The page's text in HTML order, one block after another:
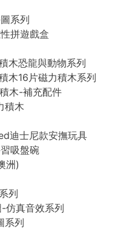
系列
拼遊戲盒
木恐龍與動物系列
木16片磁力積木系列
木-補充配件
積木
迪士尼款安撫玩具
吸盤碗
洲)
列
仿真音效系列
系列